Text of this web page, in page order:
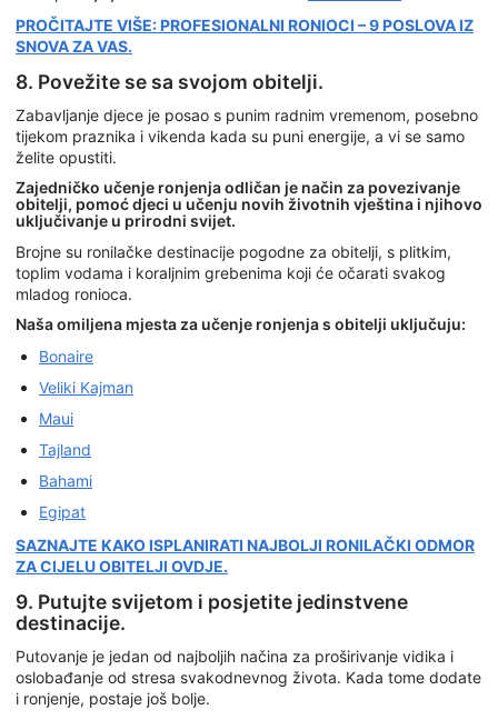
PROČITAJTE VIŠE: PROFESIONALNI RONIOCI – 9 POSLOVA IZ
SNOVA ZA VAS.
8. Povežite se sa svojom obitelji.
Zabavljanje djece je posao s punim radnim vremenom, posebno
tijekom praznika i vikenda kada su puni energije, a vi se samo
želite opustiti.
Zajedničko učenje ronjenja odličan je način za povezivanje
obitelji, pomoć djeci u učenju novih životnih vještina i njihovo
uključivanje u prirodni svijet.
Brojne su ronilačke destinacije pogodne za obitelji, s plitkim,
toplim vodama i koraljnim grebenima koji će očarati svakog
mladog ronioca.
Naša omiljena mjesta za učenje ronjenja s obitelji uključuju:
Bonaire
Veliki Kajman
Maui
Tajland
Bahami
Egipat
SAZNAJTE KAKO ISPLANIRATI NAJBOLJI RONILAČKI ODMOR
ZA CIJELU OBITELJI OVDJE.
9. Putujte svijetom i posjetite jedinstvene
destinacije.
Putovanje je jedan od najboljih načina za proširivanje vidika i
oslobađanje od stresa svakodnevnog života. Kada tome dodate
i ronjenje, postaje još bolje.